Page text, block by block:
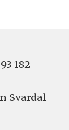
182
Svardal